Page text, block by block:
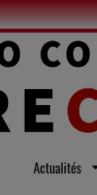
Actualités